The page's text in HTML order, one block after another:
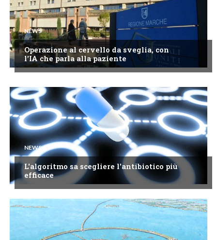
NEWS
Operazione al cervello da sveglia, con
l'IA che parla alla paziente
NEWS
L'algoritmo sa scegliere l'antibiotico più
efficace